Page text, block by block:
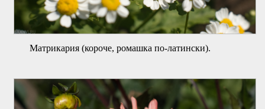
Матрикария (короче, ромашка по-латински).